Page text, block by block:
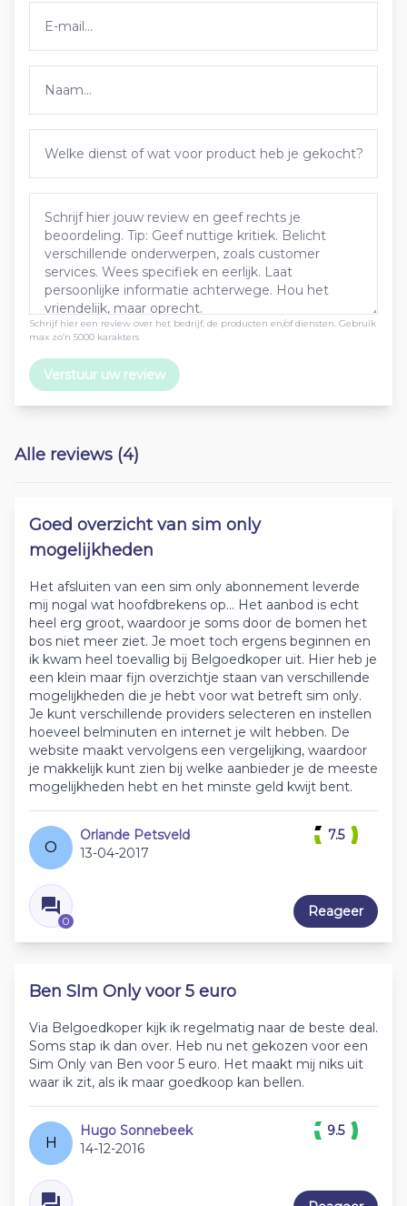
Schrijf hier een review over het bedrijf, de producten en/of diensten. Gebruik
max zo’n 5000 karakters
Verstuur uw review
Alle reviews (4)
Goed overzicht van sim only
mogelijkheden
Het afsluiten van een sim only abonnement leverde
mij nogal wat hoofdbrekens op... Het aanbod is echt
heel erg groot, waardoor je soms door de bomen het
bos niet meer ziet. Je moet toch ergens beginnen en
ik kwam heel toevallig bij Belgoedkoper uit. Hier heb je
een klein maar fijn overzichtje staan van verschillende
mogelijkheden die je hebt voor wat betreft sim only.
Je kunt verschillende providers selecteren en instellen
hoeveel belminuten en internet je wilt hebben. De
website maakt vervolgens een vergelijking, waardoor
je makkelijk kunt zien bij welke aanbieder je de meeste
mogelijkheden hebt en het minste geld kwijt bent.
O
Orlande Petsveld
13-04-2017
0
7.5
Reageer
Ben SIm Only voor 5 euro
Via Belgoedkoper kijk ik regelmatig naar de beste deal.
Soms stap ik dan over. Heb nu net gekozen voor een
Sim Only van Ben voor 5 euro. Het maakt mij niks uit
waar ik zit, als ik maar goedkoop kan bellen.
H
Hugo Sonnebeek
14-12-2016
9.5